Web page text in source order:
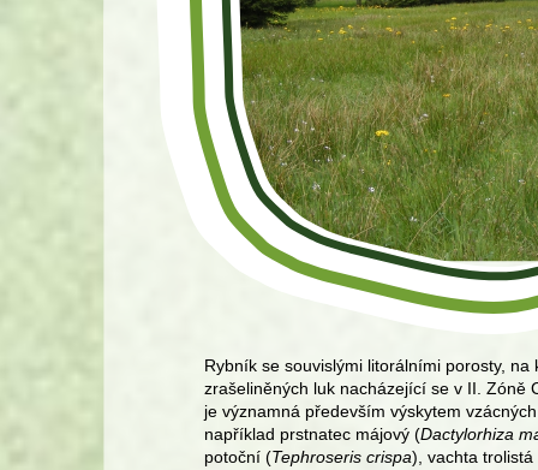
Rybník se souvislými litorálními porosty,
zrašeliněných luk nacházející se v II. Zóně
je významná především výskytem
například prstnatec májový (Dactylorhiza
potoční (Tephroseris crispa), vachta trolistá